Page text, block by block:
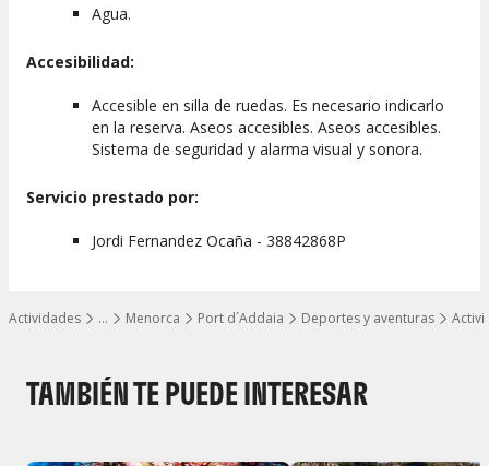
…
Mostrar todos los niveles
Actividades Menorca Port d´Addaia Deportes y aventuras
Agua.
Accesibilidad:
Accesible en silla de ruedas. Es necesario indicarlo
en la reserva. Aseos accesibles. Aseos accesibles.
Sistema de seguridad y alarma visual y sonora.
Servicio prestado por:
Jordi Fernandez Ocaña - 38842868P
TAMBIÉN TE PUEDE INTERESAR